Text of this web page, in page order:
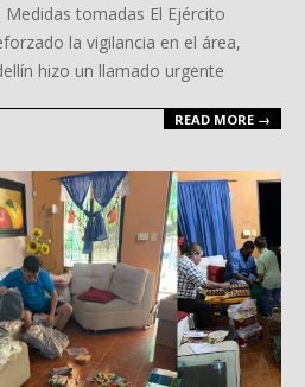
Medidas tomadas El Ejército
la vigilancia en el área,
hizo un llamado urgente
READ MORE →